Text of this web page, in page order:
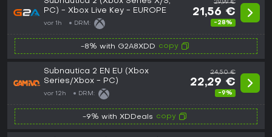
PC) - Xbox Live Key - EUROPE
vor 1h DRM:
29,99 €
21,56 €
-28%
-8% with G2A8XDD copy
Subnautica 2 EN EU (Xbox
Series/Xbox - PC)
vor 12h DRM:
24,50 €
22,29 €
-9%
-9% with XDDeals copy